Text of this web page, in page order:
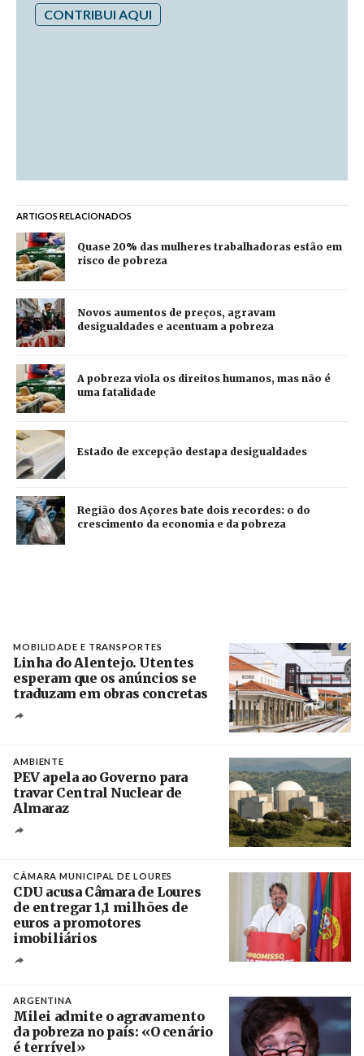
CONTRIBUI AQUI
ARTIGOS RELACIONADOS
Quase 20% das mulheres trabalhadoras estão em
risco de pobreza
Novos aumentos de preços, agravam
desigualdades e acentuam a pobreza
A pobreza viola os direitos humanos, mas não é
uma fatalidade
Estado de excepção destapa desigualdades
Região dos Açores bate dois recordes: o do
crescimento da economia e da pobreza
MOBILIDADE E TRANSPORTES
Linha do Alentejo. Utentes
esperam que os anúncios se
traduzam em obras concretas
AMBIENTE
PEV apela ao Governo para
travar Central Nuclear de
Almaraz
CÂMARA MUNICIPAL DE LOURES
CDU acusa Câmara de Loures
de entregar 1,1 milhões de
euros a promotores
imobiliários
ARGENTINA
Milei admite o agravamento
da pobreza no país: «O cenário
é terrível»